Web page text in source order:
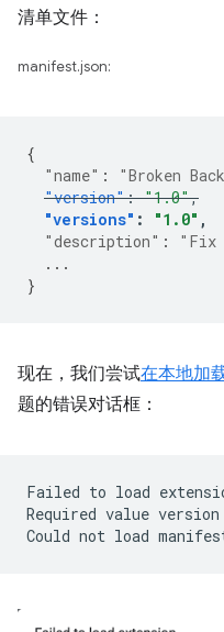
清单文件：
manifest.json:
{
"name" : "Broken
"version": "1.0",
"versions" : "1.0" ,
"description" : "Fix
...
}
现在，我们尝试在本地加
题的错误对话框：
Failed to load
Required value version
Could not load